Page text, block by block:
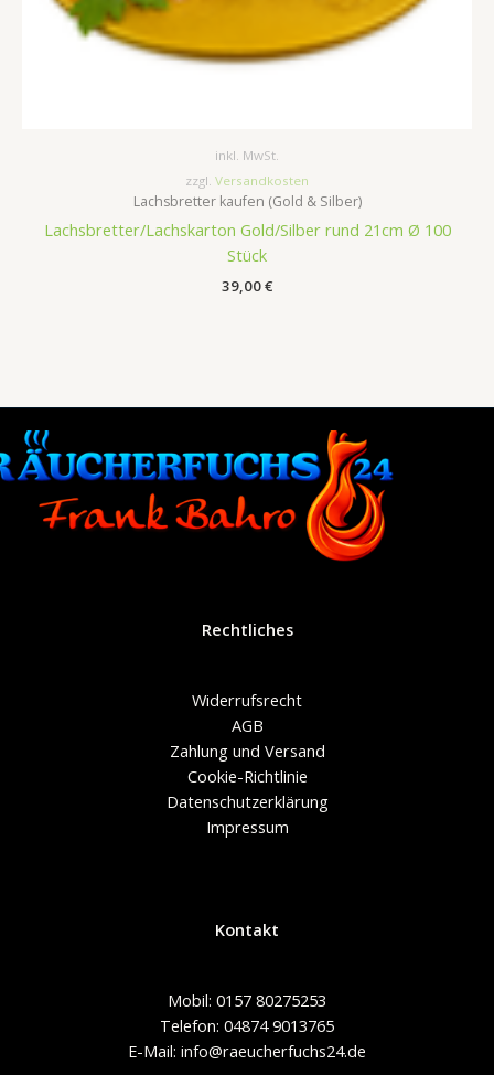
inkl. MwSt.
zzgl. Versandkosten
Lachsbretter kaufen (Gold & Silber)
Lachsbretter/Lachskarton Gold/Silber rund 21cm Ø 100
Stück
39,00€
Rechtliches
Widerrufsrecht
AGB
Zahlung und Versand
Cookie-Richtlinie
Datenschutzerklärung
Impressum
Kontakt
Mobil: 0157 80275253
Telefon: 04874 9013765
E-Mail: info@raeucherfuchs24.de